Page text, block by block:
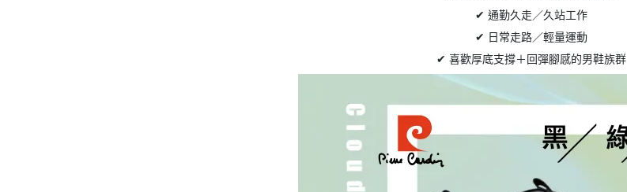
✔ 通勤久走／久站工作
✔ 日常走路／輕量運動
✔ 喜歡厚底支撐＋回彈腳感的男鞋族群